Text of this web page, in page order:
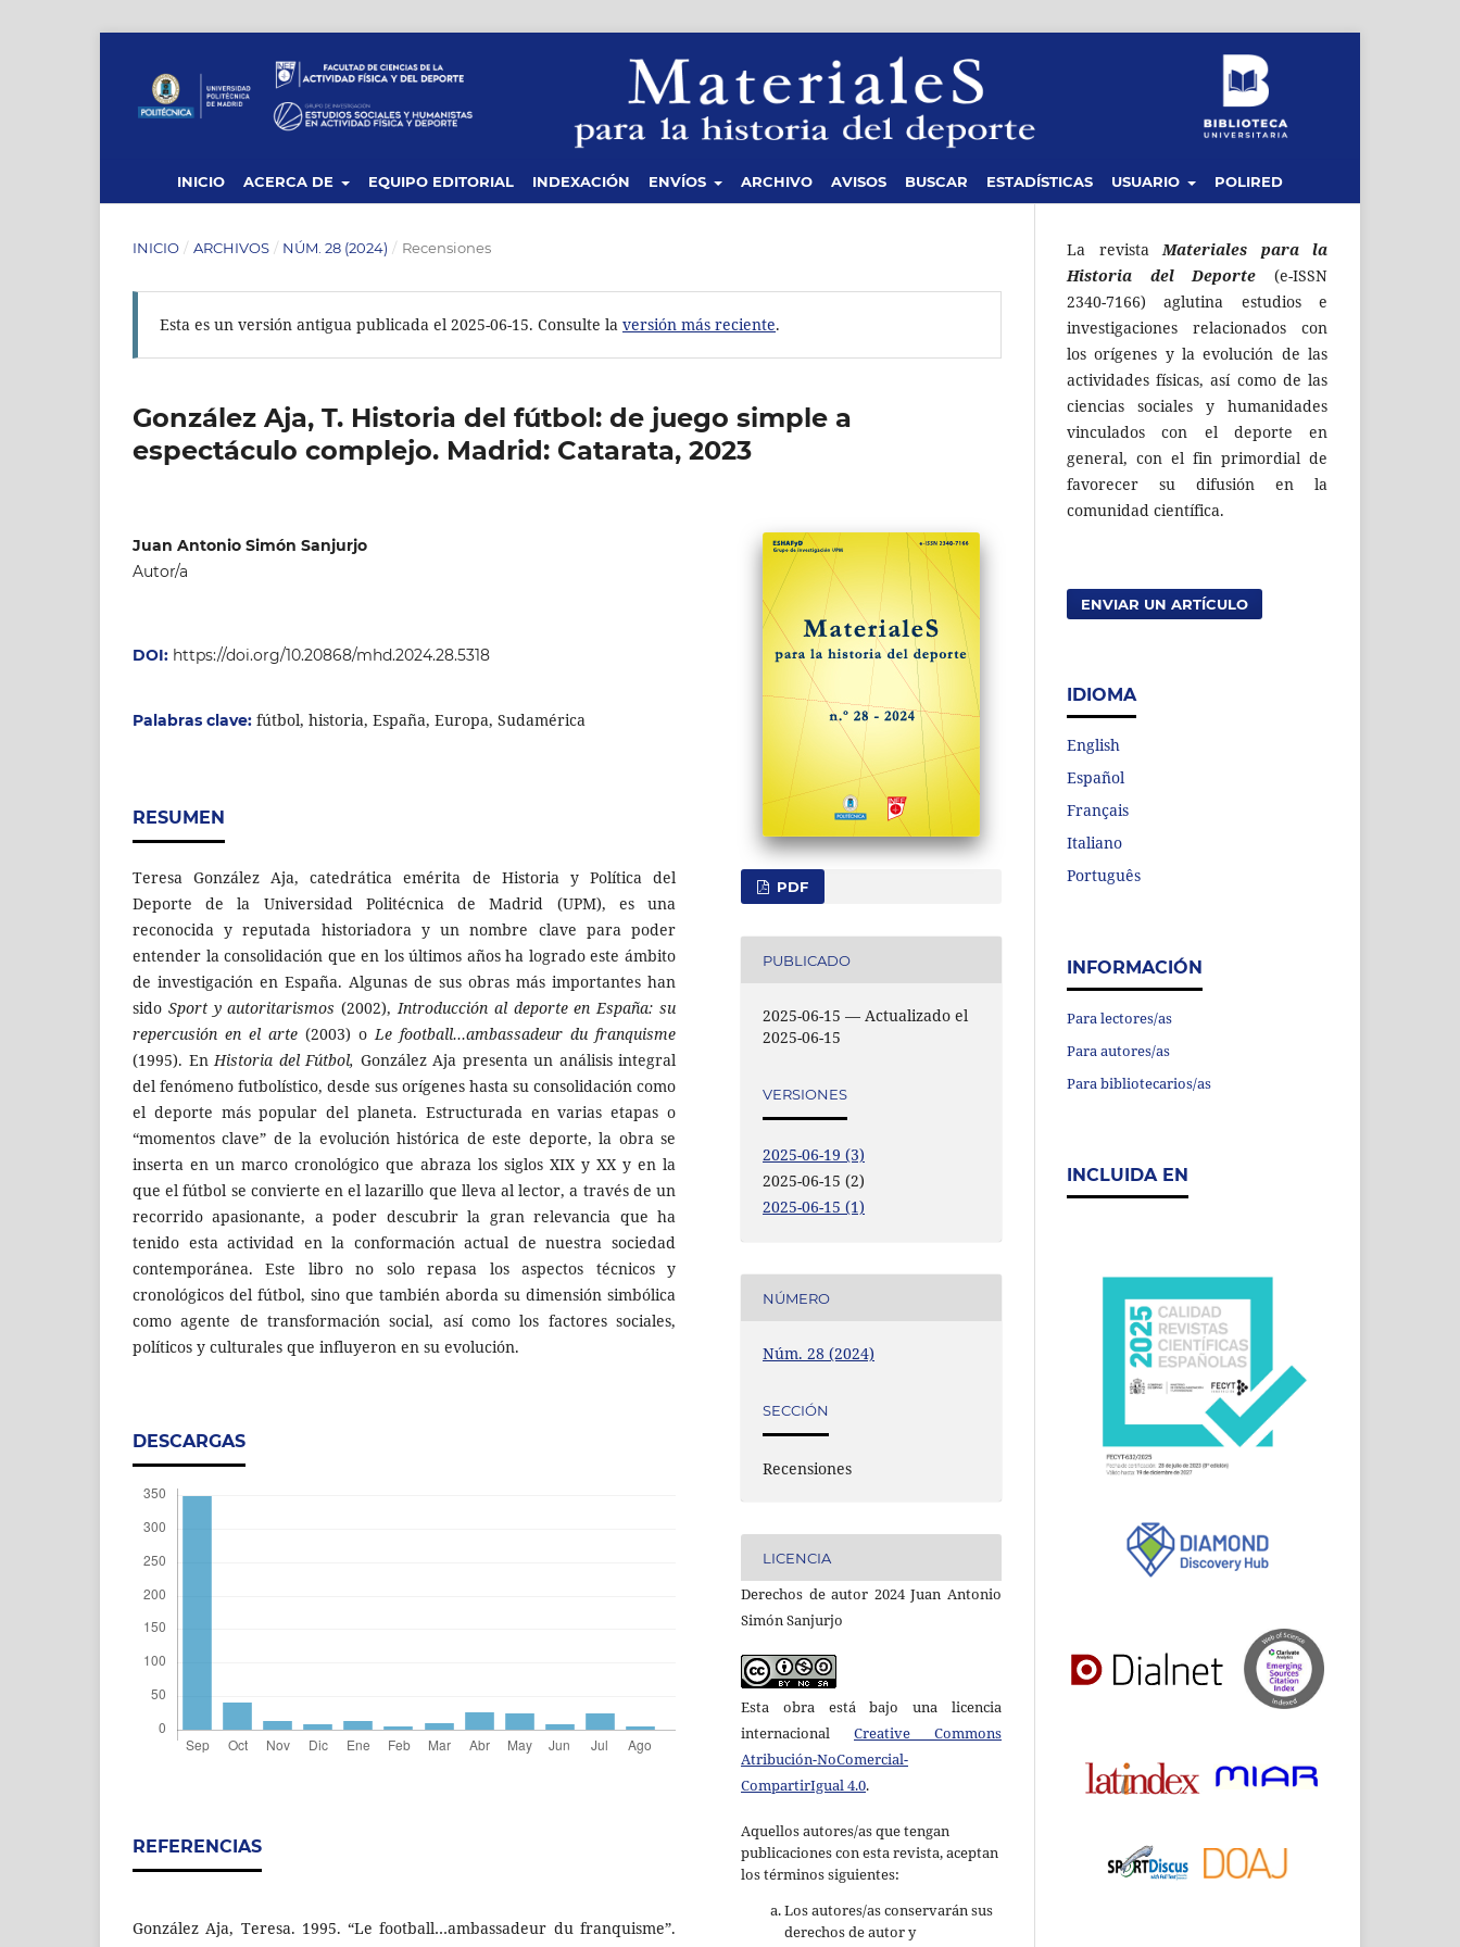
INICIO ACERCA DE EQUIPO EDITORIAL INDEXACIÓN ENVÍOS ARCHIVO AVISOS BUSCAR ESTADÍSTICAS USUARIO POLIRED
INICIO / ARCHIVOS / NÚM. 28 (2024) / Recensiones
Esta es un versión antigua publicada el 2025-06-15. Consulte la versión más reciente.
González Aja, T. Historia del fútbol: de juego simple a
espectáculo complejo. Madrid: Catarata, 2023
Juan Antonio Simón Sanjurjo
Autor/a
DOI: https://doi.org/10.20868/mhd.2024.28.5318
Palabras clave: fútbol, historia, España, Europa, Sudamérica
RESUMEN
Teresa González Aja, catedrática emérita de Historia y Política del
Deporte de la Universidad Politécnica de Madrid (UPM), es una
reconocida y reputada historiadora y un nombre clave para poder
entender la consolidación que en los últimos años ha logrado este ámbito
de investigación en España. Algunas de sus obras más importantes han
sido Sport y autoritarismos (2002),Introducción al deporte en España: su
repercusión en el arte (2003) oLe football…ambassadeur du franquisme
(1995). EnHistoria del Fútbol, González Aja presenta un análisis integral
del fenómeno futbolístico, desde sus orígenes hasta su consolidación como
el deporte más popular del planeta. Estructurada en varias etapas o
“momentos clave” de la evolución histórica de este deporte, la obra se
inserta en un marco cronológico que abraza los siglos XIX y XX y en la
que el fútbol se convierte en el lazarillo que lleva al lector, a través de un
recorrido apasionante, a poder descubrir la gran relevancia que ha
tenido esta actividad en la conformación actual de nuestra sociedad
contemporánea. Este libro no solo repasa los aspectos técnicos y
cronológicos del fútbol, sino que también aborda su dimensión simbólica
como agente de transformación social, así como los factores sociales,
políticos y culturales que influyeron en su evolución.
DESCARGAS
REFERENCIAS
González Aja, Teresa. 1995. “Le football…ambassadeur du franquisme”.
PDF
PUBLICADO
2025-06-15 — Actualizado el
2025-06-15
VERSIONES
2025-06-19 (3)
2025-06-15 (2)
2025-06-15 (1)
NÚMERO
Núm. 28 (2024)
SECCIÓN
Recensiones
LICENCIA
Derechos de autor 2024 Juan Antonio
Simón Sanjurjo
Esta obra está bajo una licencia
internacional Creative Commons
Atribución-NoComercial-
CompartirIgual 4.0.
Aquellos autores/as que tengan
publicaciones con esta revista, aceptan
los términos siguientes:
Los autores/as conservarán sus
derechos de autor y
La revistaMateriales para la
Historia del Deporte (e-ISSN
2340-7166) aglutina estudios e
investigaciones relacionados con
los orígenes y la evolución de las
actividades físicas, así como de las
ciencias sociales y humanidades
vinculados con el deporte en
general, con el fin primordial de
favorecer su difusión en la
comunidad científica.
ENVIAR UN ARTÍCULO
IDIOMA
English
Español
Français
Italiano
Português
INFORMACIÓN
Para lectores/as
Para autores/as
Para bibliotecarios/as
INCLUIDA EN